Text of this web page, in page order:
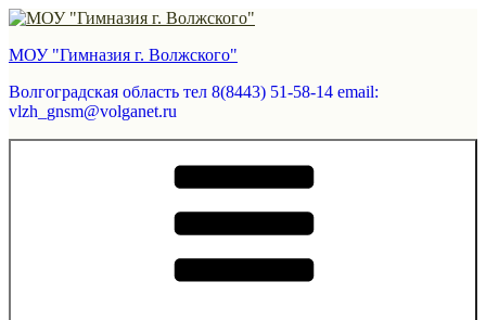
Перейти
содержимому
МОУ "Гимназия г. Волжского"
Волгоградская область тел 8(8443) 51-58-14 email:
vlzh_gnsm@volganet.ru